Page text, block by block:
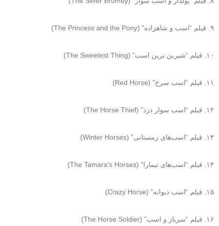
۹. فیلم “اسب و شاهزاده” (The Princess and the Pony)
۱۰. فیلم “شیرین ترین اسب” (The Sweetest Thing)
۱۱. فیلم “اسب سرخ” (Red Horse)
۱۲. فیلم “اسب سوار دزد” (The Horse Thief)
۱۳. فیلم “اسب‌های زمستانی” (Winter Horses)
۱۴. فیلم “اسب‌های تیمارا” (The Tamara’s Horses)
۱۵. فیلم “اسب دیوانه” (Crazy Horse)
۱۶. فیلم “سرباز و اسب” (The Horse Soldier)